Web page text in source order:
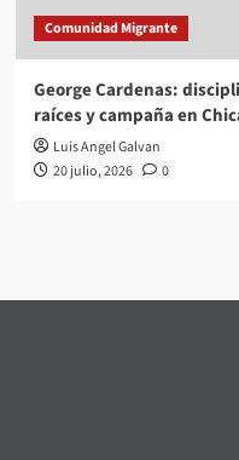
Comunidad Migrante
George Cardenas:
raíces y campaña en
Luis Angel Galvan
20 julio, 2026
0